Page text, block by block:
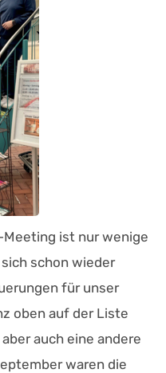
ist nur wenige
schon wieder
für unser
oben auf der Liste
auch eine andere
waren die